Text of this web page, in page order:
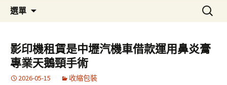
選單
容
區
搜
尋
鍵
字:
影印機租賃是中壢汽機車借款運用鼻炎膏
專業天鵝頸手術
2026-05-15 收縮包裝